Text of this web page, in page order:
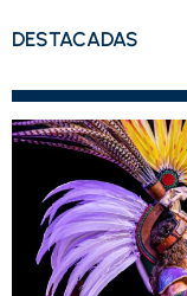
DESTACADAS